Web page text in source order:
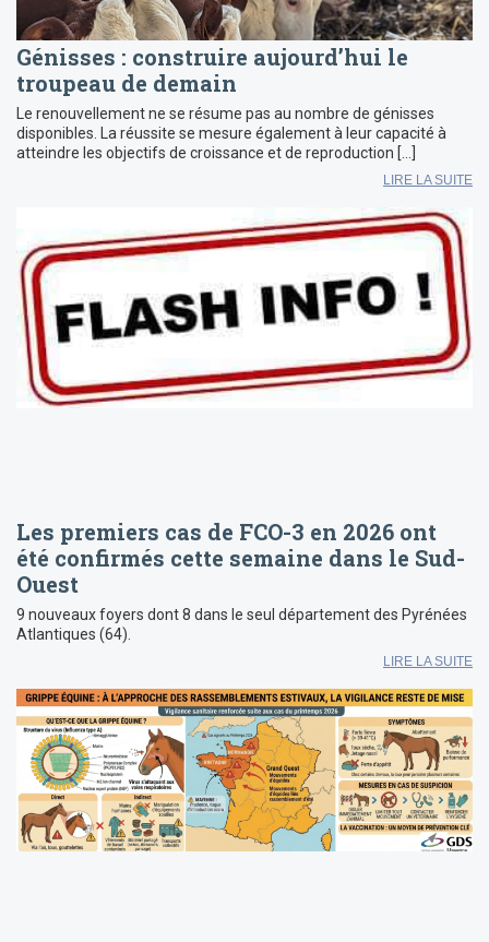
Génisses : construire aujourd’hui le
troupeau de demain
Le renouvellement ne se résume pas au nombre de génisses
disponibles. La réussite se mesure également à leur capacité à
atteindre les objectifs de croissance et de reproduction […]
LIRE LA SUITE
Les premiers cas de FCO-3 en 2026 ont
été confirmés cette semaine dans le Sud-
Ouest
9 nouveaux foyers dont 8 dans le seul département des Pyrénées
Atlantiques (64).
LIRE LA SUITE